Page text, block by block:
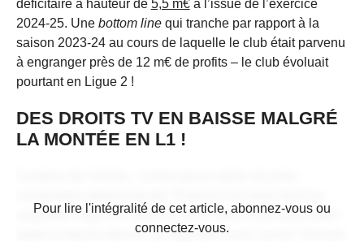
déficitaire à hauteur de 5,5 m€à l’issue de l’exercice
2024-25. Une bottom linequi tranche par rapport à la
saison 2023-24 au cours de laquelle le club était parvenu
à engranger près de 12 m€ de profits – le club évoluait
pourtant en Ligue 2 !
DES DROITS TV EN BAISSE MALGRÉ
LA MONTÉE EN L1 !
vulputate magna at, pulvinar arcu. Maecenas sollicitudin
turpis a mauris ultrices, ac dignissim nunc auctor. Aenean
CONTENU RÉSERVÉ AUX
ABONNÉS
Pour lire l'intégralité de cet article, abonnez-vous ou
connectez-vous.